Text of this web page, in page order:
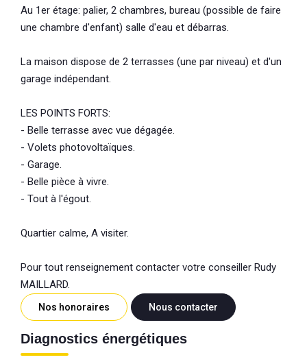
Au 1er étage: palier, 2 chambres, bureau (possible de faire
une chambre d'enfant) salle d'eau et débarras.
La maison dispose de 2 terrasses (une par niveau) et d'un
garage indépendant.
LES POINTS FORTS:
- Belle terrasse avec vue dégagée.
- Volets photovoltaïques.
- Garage.
- Belle pièce à vivre.
- Tout à l'égout.
Quartier calme, A visiter.
Pour tout renseignement contacter votre conseiller Rudy
MAILLARD.
Nos honoraires Nous contacter
Diagnostics énergétiques